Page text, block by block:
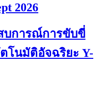
2026
บการณ์การขับขี่
โนมัติอัจฉริยะ Y-